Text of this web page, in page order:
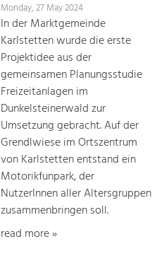
Monday, 27 May 2024
In der Marktgemeinde
Karlstetten wurde die erste
Projektidee aus der
gemeinsamen Planungsstudie
Freizeitanlagen im
Dunkelsteinerwald zur
Umsetzung gebracht. Auf der
Grendlwiese im Ortszentrum
von Karlstetten entstand ein
Motorikfunpark, der
NutzerInnen aller Altersgruppen
zusammenbringen soll.
read more »